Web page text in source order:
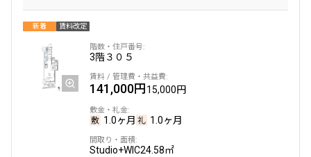
新着 賃料改定
3階３０５
141,000円15,000円
1.0ヶ月 1.0ヶ月
Studio+WIC24.58㎡